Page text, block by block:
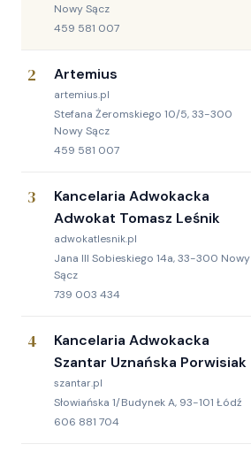
Nowy Sącz
459 581 007
2 Artemius
artemius.pl
Stefana Żeromskiego 10/5, 33-300
Nowy Sącz
459 581 007
3
Kancelaria Adwokacka
Adwokat Tomasz Leśnik
adwokatlesnik.pl
Jana III Sobieskiego 14a, 33-300 Nowy
Sącz
739 003 434
4
Kancelaria Adwokacka
Szantar Uznańska Porwisiak
szantar.pl
Słowiańska 1/Budynek A, 93-101 Łódź
606 881 704